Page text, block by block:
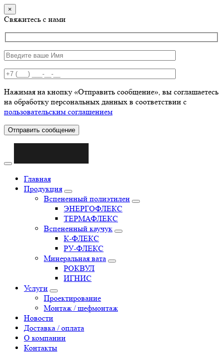
×
Свяжитесь с нами
Нажимая на кнопку «Отправить сообщение», вы соглашаетесь
на обработку персональных данных в соответствии с
пользовательским соглашением
Отправить сообщение
Главная
Продукция
Вспененный полиэтилен
ЭНЕРГОФЛЕКС
ТЕРМАФЛЕКС
Вспененный каучук
К-ФЛЕКС
РУ-ФЛЕКС
Минеральная вата
РОКВУЛ
ИГНИС
Услуги
Проектирование
Монтаж / шефмонтаж
Новости
Доставка / оплата
О компании
Контакты